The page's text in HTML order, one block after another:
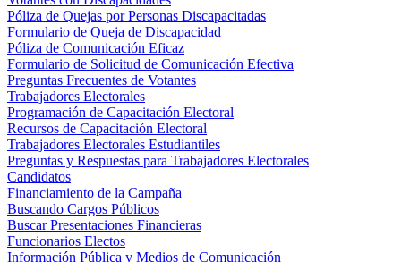
Póliza de Quejas por Personas Discapacitadas
Formulario de Queja de Discapacidad
Póliza de Comunicación Eficaz
Formulario de Solicitud de Comunicación Efectiva
Preguntas Frecuentes de Votantes
Trabajadores Electorales
Programación de Capacitación Electoral
Recursos de Capacitación Electoral
Trabajadores Electorales Estudiantiles
Preguntas y Respuestas para Trabajadores Electorales
Candidatos
Financiamiento de la Campaña
Buscando Cargos Públicos
Buscar Presentaciones Financieras
Funcionarios Electos
Información Pública y Medios de Comunicación